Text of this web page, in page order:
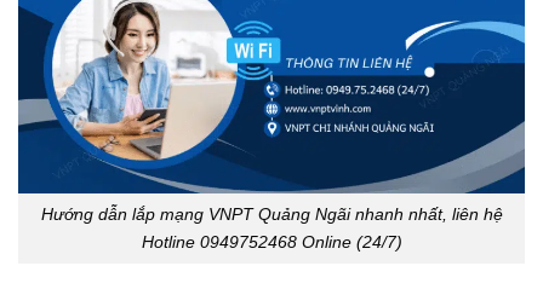
Hướng dẫn lắp mạng VNPT Quảng Ngãi nhanh nhất, liên hệ
Hotline 0949752468 Online (24/7)